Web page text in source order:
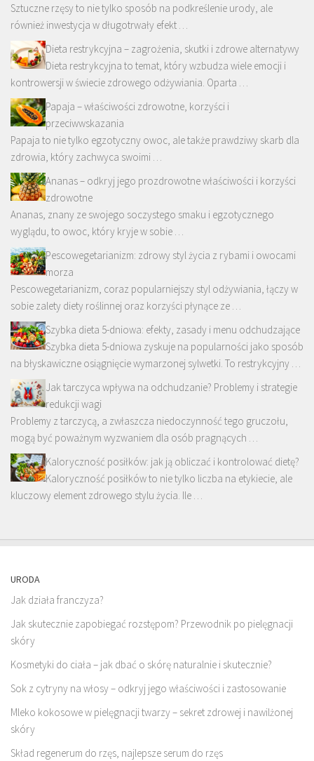
Sztuczne rzęsy to nie tylko sposób na podkreślenie urody, ale
również inwestycja w długotrwały efekt …
Dieta restrykcyjna – zagrożenia, skutki i zdrowe alternatywy
Dieta restrykcyjna to temat, który wzbudza wiele emocji i
kontrowersji w świecie zdrowego odżywiania. Oparta …
Papaja – właściwości zdrowotne, korzyści i
przeciwwskazania
Papaja to nie tylko egzotyczny owoc, ale także prawdziwy skarb dla
zdrowia, który zachwyca swoimi …
Ananas – odkryj jego prozdrowotne właściwości i korzyści
zdrowotne
Ananas, znany ze swojego soczystego smaku i egzotycznego
wyglądu, to owoc, który kryje w sobie …
Pescowegetarianizm: zdrowy styl życia z rybami i owocami
morza
Pescowegetarianizm, coraz popularniejszy styl odżywiania, łączy w
sobie zalety diety roślinnej oraz korzyści płynące ze …
Szybka dieta 5-dniowa: efekty, zasady i menu odchudzające
Szybka dieta 5-dniowa zyskuje na popularności jako sposób
na błyskawiczne osiągnięcie wymarzonej sylwetki. To restrykcyjny …
Jak tarczyca wpływa na odchudzanie? Problemy i strategie
redukcji wagi
Problemy z tarczycą, a zwłaszcza niedoczynność tego gruczołu,
mogą być poważnym wyzwaniem dla osób pragnących …
Kaloryczność posiłków: jak ją obliczać i kontrolować dietę?
Kaloryczność posiłków to nie tylko liczba na etykiecie, ale
kluczowy element zdrowego stylu życia. Ile …
URODA
Jak działa franczyza?
Jak skutecznie zapobiegać rozstępom? Przewodnik po pielęgnacji
skóry
Kosmetyki do ciała – jak dbać o skórę naturalnie i skutecznie?
Sok z cytryny na włosy – odkryj jego właściwości i zastosowanie
Mleko kokosowe w pielęgnacji twarzy – sekret zdrowej i nawilżonej
skóry
Skład regenerum do rzęs, najlepsze serum do rzęs